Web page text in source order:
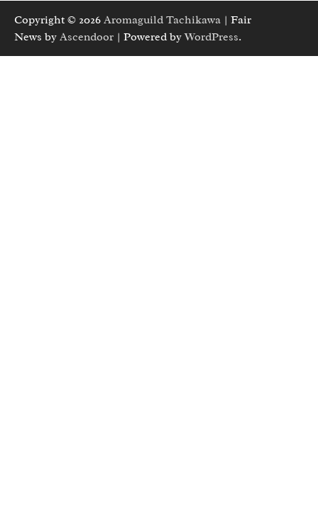
Copyright © 2026 Aromaguild Tachikawa | Fair
News by Ascendoor | Powered byWordPress.